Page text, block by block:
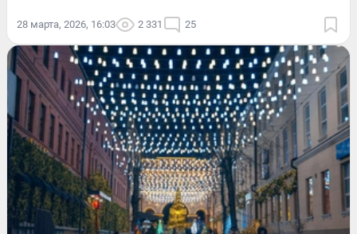
28 марта, 2026, 16:03 2 331 25